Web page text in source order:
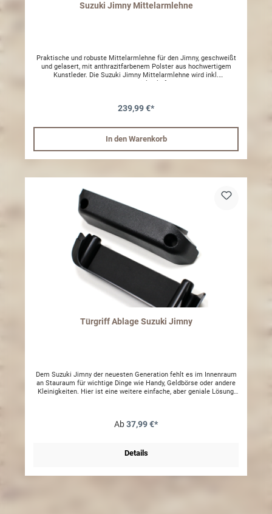
Suzuki Jimny Mittelarmlehne
Praktische und robuste Mittelarmlehne für den Jimny, geschweißt
und gelasert, mit anthrazitfarbenem Polster aus hochwertigem
Kunstleder. Die Suzuki Jimny Mittelarmlehne wird inkl.
239,99 €*
In den Warenkorb
Türgriff Ablage Suzuki Jimny
Dem Suzuki Jimny der neuesten Generation fehlt es im Innenraum
an Stauraum für wichtige Dinge wie Handy, Geldbörse oder andere
Kleinigkeiten. Hier ist eine weitere einfache, aber geniale Lösung,
Kunststoff, der dem OEM-Kunststoff entspricht und somit optisch
Ihre Wertgegenstände zu schützen. Die Befestigung erfolgt mit den
Gegensatz zu einer Türgrifftasche mit Stecksystem. Entfernen Sie
Ab37,99 €*
Details